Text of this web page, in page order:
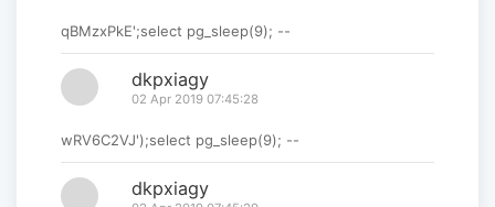
qBMzxPkE';select pg_sleep(9); --
dkpxiagy
02 Apr 2019 07:45:28
wRV6C2VJ');select pg_sleep(9); --
dkpxiagy